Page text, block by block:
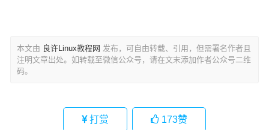
本文由 良许Linux教程网 发布，可自由转载、引用，但需署名作者且
注明文章出处。如转载至微信公众号，请在文末添加作者公众号二维
码。
打赏 173赞